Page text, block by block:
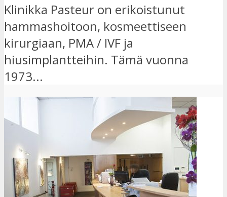
Klinikka Pasteur on erikoistunut
hammashoitoon, kosmeettiseen
kirurgiaan, PMA / IVF ja
hiusimplantteihin. Tämä vuonna
1973...